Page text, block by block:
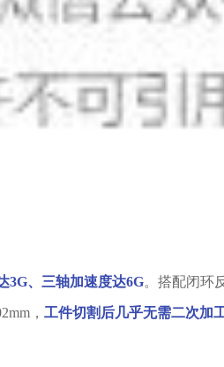
3G、三轴加速度达6G。搭配闭环
，工件切割后几乎无需二次加